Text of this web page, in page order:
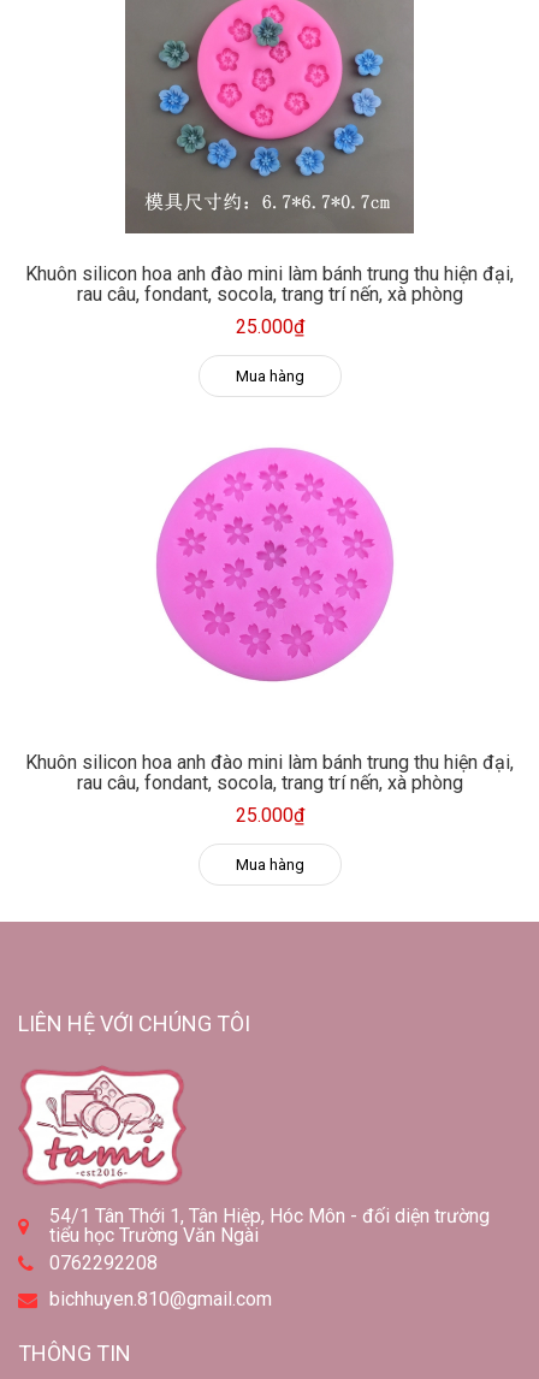
Khuôn silicon hoa anh đào mini làm bánh trung thu hiện đại,
rau câu, fondant, socola, trang trí nến, xà phòng
25.000₫
Mua hàng
Khuôn silicon hoa anh đào mini làm bánh trung thu hiện đại,
rau câu, fondant, socola, trang trí nến, xà phòng
25.000₫
Mua hàng
LIÊN HỆ VỚI CHÚNG TÔI
54/1 Tân Thới 1, Tân Hiệp, Hóc Môn - đối diện trường
tiểu học Trường Văn Ngài
0762292208
bichhuyen.810@gmail.com
THÔNG TIN